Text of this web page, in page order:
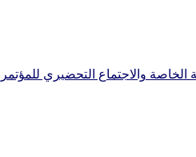
الخاصة والاجتماع التحضيري